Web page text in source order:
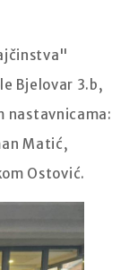
Bjelovar 3.b,
nastavnicama:
Matić,
Ostović.